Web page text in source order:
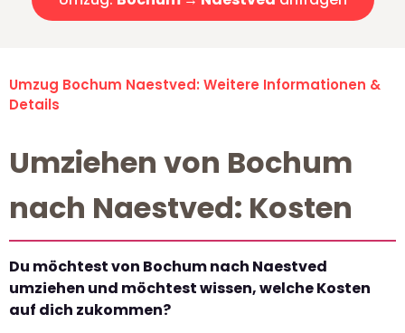
Umzug Bochum Naestved: Weitere Informationen &
Details
Umziehen von Bochum
nach Naestved: Kosten
Du möchtest von Bochum nach Naestved
umziehen und möchtest wissen, welche Kosten
auf dich zukommen?